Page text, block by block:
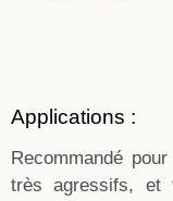
Applications :
Recommandé
très agressifs, et